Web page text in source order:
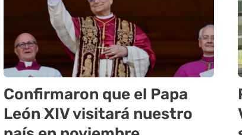
Confirmaron que el Papa
León XIV visitará nuestro